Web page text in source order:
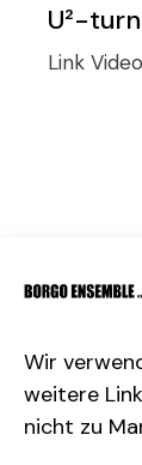
Wir
weitere
nicht zu
U²-turn
LinkVideo